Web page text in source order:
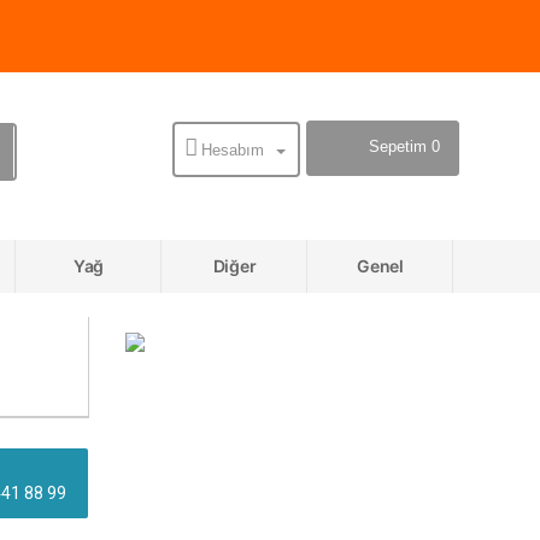
Hesabım Sepetim 0
Yağ Diğer Genel
88 99